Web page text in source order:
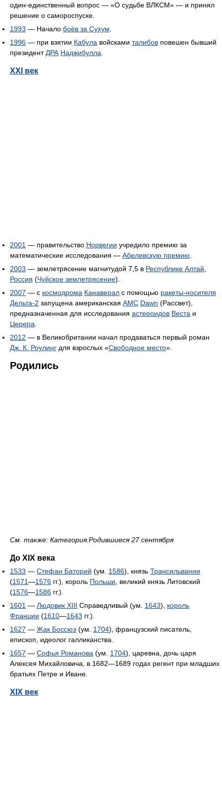
один-единственный вопрос — «О судьбе ВЛКСМ» — и принял
решение о самороспуске.
1993 — Начало боёв за Сухум
1996 — при взятии Кабула войсками талибов повешен бывший
президент ДРА Наджибулла
XXI век
2001 — правительство Норвегии учредило премию за
математические исследования — Абелевскую премию
2003 — землетрясение магнитудой 7,5 в Республике Алтай
Россия (Чуйское землетрясение).
2007 — с космодрома Канаверал с помощью ракеты-носителя
Дельта-2 запущена американская АМС Dawn (Рассвет),
предназначенная для исследования астероидов Веста и
Церера
2012 — в Великобритании начал продаваться первый роман
Дж. К. Роулинг для взрослых «Свободное место».
Родились
См. также: Категория:Родившиеся 27 сентября
До XIX века
1533 — Стефан Баторий (ум. 1586), князь Трансильвании
(1571—1576 гг.), король Польши , великий князь Литовский
(1576—1586 гг.).
1601 — Людовик XIII Справедливый (ум. 1643), король
Франции (1610—1643 гг.).
1627 — Жак Боссюэ (ум. 1704), французский писатель,
епископ, идеолог галликанства.
1657 — Софья Романова (ум. 1704), царевна, дочь царя
Алексея Михайловича, в 1682—1689 годах регент при младших
братьях Петре и Иване.
XIX век